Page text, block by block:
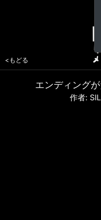
<もどる
エンディング
作者: